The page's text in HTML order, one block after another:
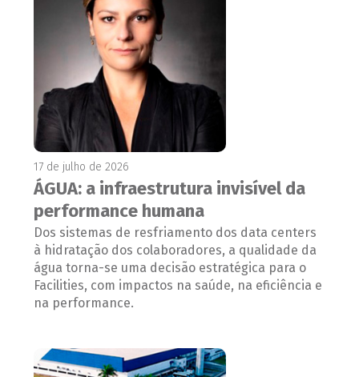
17 de julho de 2026
ÁGUA: a infraestrutura invisível da
performance humana
Dos sistemas de resfriamento dos data centers
à hidratação dos colaboradores, a qualidade da
água torna-se uma decisão estratégica para o
Facilities, com impactos na saúde, na eficiência e
na performance.